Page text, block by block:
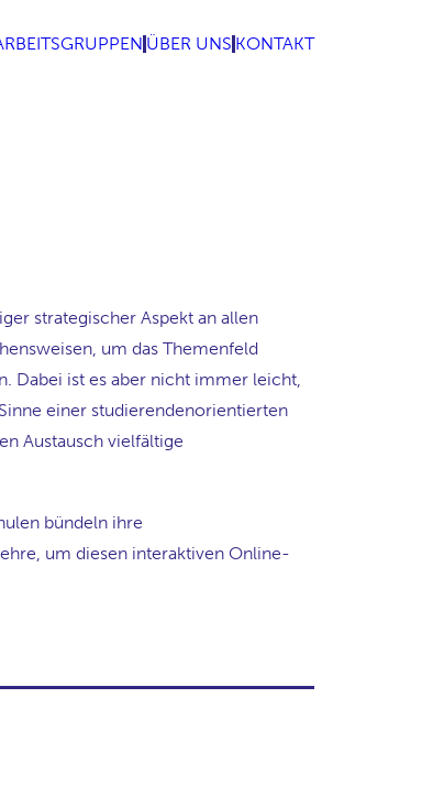
ÜBER UNS KONTAKT
strategischer Aspekt an allen
um das Themenfeld
Dabei ist es aber nicht immer leicht,
einer studierendenorientierten
Austausch vielfältige
bündeln ihre
um diesen interaktiven Online-